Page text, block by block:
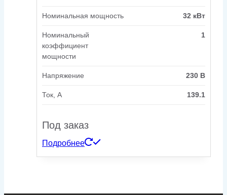
Номинальная мощность 32 кВт
Номинальный
коэффициент
мощности
1
Напряжение 230 В
Ток, А 139.1
Под заказ
Подробнее